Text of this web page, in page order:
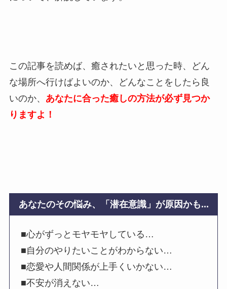
この記事を読めば、癒されたいと思った時、どん
な場所へ行けばよいのか、どんなことをしたら良
いのか、 あなたに合った癒しの方法が必ず見つか
りますよ！
あなたのその悩み、「潜在意識」が原因かも...
■心がずっとモヤモヤしている…
■自分のやりたいことがわからない…
■恋愛や人間関係が上手くいかない…
■不安が消えない…